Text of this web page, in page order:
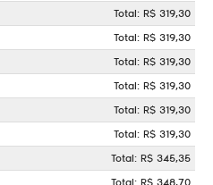
Total: R$ 319,30
Total: R$ 319,30
Total: R$ 319,30
Total: R$ 319,30
Total: R$ 319,30
Total: R$ 319,30
Total: R$ 345,35
Total: R$ 348,70